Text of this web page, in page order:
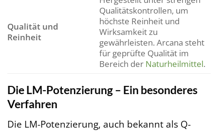
Qualität und
Reinheit
Qualitätskontrollen, um
höchste Reinheit und
Wirksamkeit zu
gewährleisten. Arcana steht
für geprüfte Qualität im
Bereich der Naturheilmittel.
Die LM-Potenzierung – Ein besonderes
Verfahren
Die LM-Potenzierung, auch bekannt als Q-